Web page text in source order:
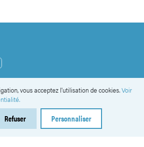
vous acceptez l'utilisation de cookies.Voir
Refuser Personnaliser